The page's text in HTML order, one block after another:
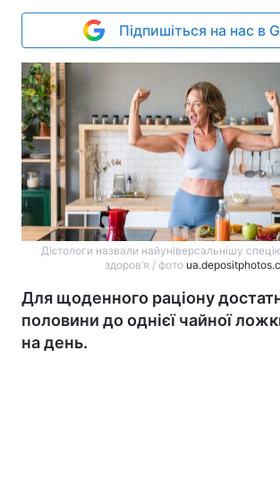
Підпишіться на нас в
Дієтологи назвали найуніверсальнішу
здоров’я / фото
Для щоденного раціону
половини до однієї чайної
на день.